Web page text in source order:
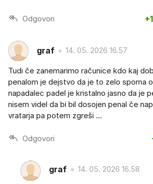
Odgovori
graf 14. 05. 2026 16.57
Tudi če zanemarimo računice kdo kaj
penalom je dejstvo da je to zelo sporna
napadalec padel je kristalno jasno da je
nisem videl da bi bil dosojen penal če
vratarja pa potem zgreši ...
Odgovori
graf 14. 05. 2026 16.58